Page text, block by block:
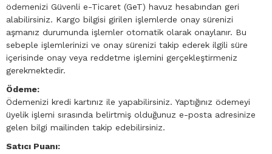
ödemenizi Güvenli e-Ticaret (GeT) havuz hesabından geri
alabilirsiniz. Kargo bilgisi girilen işlemlerde onay sürenizi
aşmanız durumunda işlemler otomatik olarak onaylanır. Bu
sebeple işlemlerinizi ve onay sürenizi takip ederek ilgili süre
içerisinde onay veya reddetme işlemini gerçekleştirmeniz
gerekmektedir.
Ödeme:
Ödemenizi kredi kartınız ile yapabilirsiniz. Yaptığınız ödemeyi
üyelik işlemi sırasında belirtmiş olduğunuz e-posta adresinize
gelen bilgi mailinden takip edebilirsiniz.
Satıcı Puanı: